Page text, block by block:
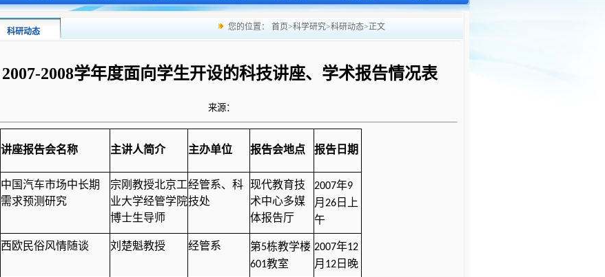
科研动态 您的位置： 首页>科学研究>科研动态>正文
2007-2008学年度面向学生开设的科技讲座、学术报告情况表
来源：
讲座报告会名称 主讲人简介 主办单位 报告会地点 报告日期
中国汽车市场中长期
需求预测研究
宗刚教授北京工
业大学经管学院
博士生导师
经管系、科
技处
现代教育技
术中心多媒
体报告厅
2007年9
月 26日上
午
西欧民俗风情随谈 刘楚魁教授 经管系 第5栋教学楼
601教室
2007年12
月 12日晚